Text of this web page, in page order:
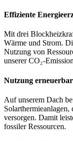
Effiziente
Mit drei
Wärme und Strom.
Nutzung von
unserer CO₂-
Nutzung
Auf unserem Dach
Solarthermieanlagen,
versorgen. Damit
fossiler Ressourcen.